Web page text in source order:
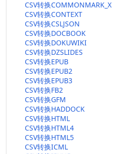
CSV转换COMMONMARK_X
CSV转换CONTEXT
CSV转换CSLJSON
CSV转换DOCBOOK
CSV转换DOKUWIKI
CSV转换DZSLIDES
CSV转换EPUB
CSV转换EPUB2
CSV转换EPUB3
CSV转换FB2
CSV转换GFM
CSV转换HADDOCK
CSV转换HTML
CSV转换HTML4
CSV转换HTML5
CSV转换ICML